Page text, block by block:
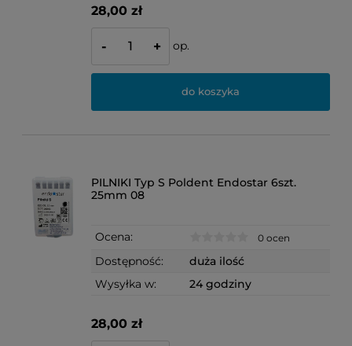
28,00 zł
- + op.
do koszyka
PILNIKI Typ S Poldent Endostar 6szt.
25mm 08
Ocena: 0 ocen
Dostępność:
duża ilość
Wysyłka w:
24 godziny
28,00 zł